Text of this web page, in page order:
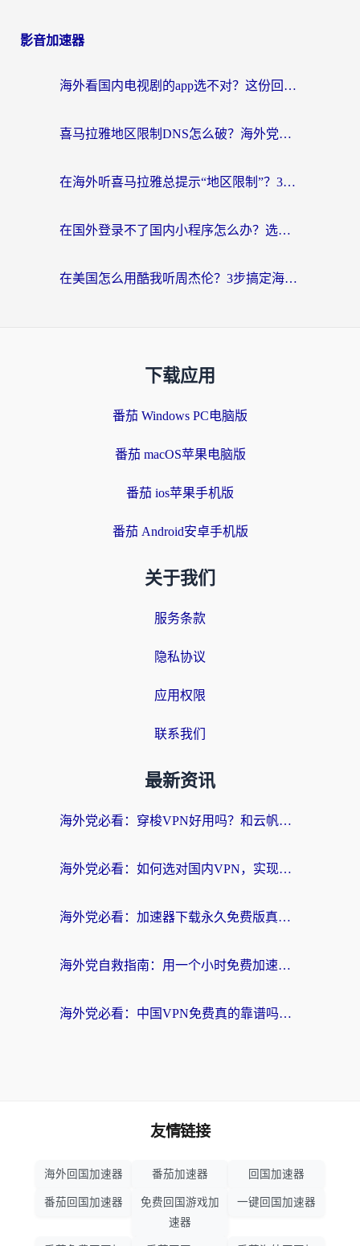
影音加速器
海外看国内电视剧的app选不对？这份回国加速器避坑指南帮你流畅追剧
喜马拉雅地区限制DNS怎么破？海外党听国内音乐听书的终极解决方案
在海外听喜马拉雅总提示“地区限制”？3步轻松解除+听国内音乐全攻略
在国外登录不了国内小程序怎么办？选对回国加速器，轻松解锁国内资源
在美国怎么用酷我听周杰伦？3步搞定海外听歌难题
下载应用
番茄 Windows PC电脑版
番茄 macOS苹果电脑版
番茄 ios苹果手机版
番茄 Android安卓手机版
关于我们
服务条款
隐私协议
应用权限
联系我们
最新资讯
海外党必看：穿梭VPN好用吗？和云帆VPN对比哪个回国效果更好？附真实测评+避坑指南
海外党必看：如何选对国内VPN，实现无缝访问国内资源？
海外党必看：加速器下载永久免费版真的存在吗？教你无缝访问国内资源的正确姿势
海外党自救指南：用一个小时免费加速器，轻松打破国内资源访问壁垒？
海外党必看：中国VPN免费真的靠谱吗？手把手教你选对回国加速器
友情链接
海外回国加速器 番茄加速器 回国加速器
番茄回国加速器
免费回国游戏加
速器
一键回国加速器